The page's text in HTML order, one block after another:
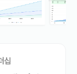
십